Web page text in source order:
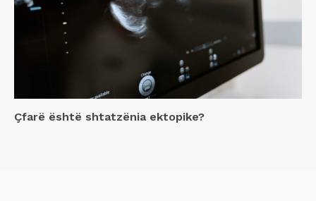
Çfarë është shtatzënia ektopike?